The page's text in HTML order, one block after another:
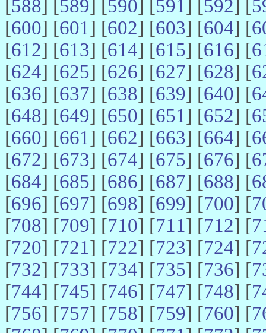
[588] [589] [590] [591] [592] [
[600] [601] [602] [603] [604] [
[612] [613] [614] [615] [616] [
[624] [625] [626] [627] [628] [
[636] [637] [638] [639] [640] [
[648] [649] [650] [651] [652] [
[660] [661] [662] [663] [664] [
[672] [673] [674] [675] [676] [
[684] [685] [686] [687] [688] [
[696] [697] [698] [699] [700] [
[708] [709] [710] [711] [712] [
[720] [721] [722] [723] [724] [
[732] [733] [734] [735] [736] [
[744] [745] [746] [747] [748] [
[756] [757] [758] [759] [760] [